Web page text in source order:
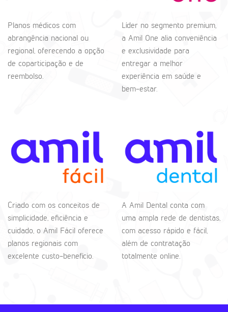
Planos médicos com
abrangência nacional ou
regional, oferecendo a opção
de coparticipação e de
reembolso.
Líder no segmento premium,
a Amil One alia conveniência
e exclusividade para
entregar a melhor
experiência em saúde e
bem-estar.
Criado com os conceitos de
simplicidade, eficiência e
cuidado, o Amil Fácil oferece
planos regionais com
excelente custo-benefício.
A Amil Dental conta com
uma ampla rede de dentistas,
com acesso rápido e fácil,
além de contratação
totalmente online.